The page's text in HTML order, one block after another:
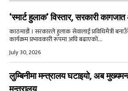
‘स्मार्ट हुलाक’ विस्तार, सरकारी
काठमाडौं । सरकारले हुलाक सेवालाई प्रविधिमैत्री
कार्यक्रम प्रभावकारी रूपमा अघि बढाएको...
July 30, 2026
लुम्बिनीमा मन्त्रालय घटाइयो, अब
मन्त्रालय